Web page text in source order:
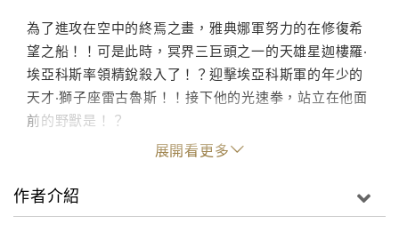
為了進攻在空中的終焉之畫，雅典娜軍努力的在修復希
望之船！！可是此時，冥界三巨頭之一的天雄星迦樓羅‧
埃亞科斯率領精銳殺入了！？迎擊埃亞科斯軍的年少的
天才‧獅子座雷古魯斯！！接下他的光速拳，站立在他面
前的野獸是！？
展開看更多
作者介紹